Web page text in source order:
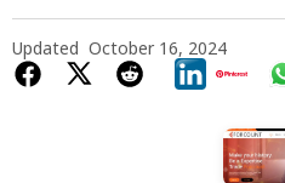
Chia
$1.32
Updated October 16, 2024